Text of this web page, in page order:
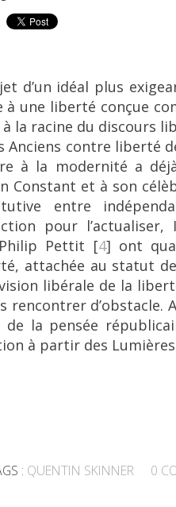
d’un idéal plus
à une liberté conçue
la racine du discours
contre liberté
à la modernité a
Constant et à son
entre
pour l’actualiser,
Pettit [4] ont
attachée au statut
libérale de la
d’obstacle.
la pensée
à partir des Lumières
: QUENTIN SKINNER 0